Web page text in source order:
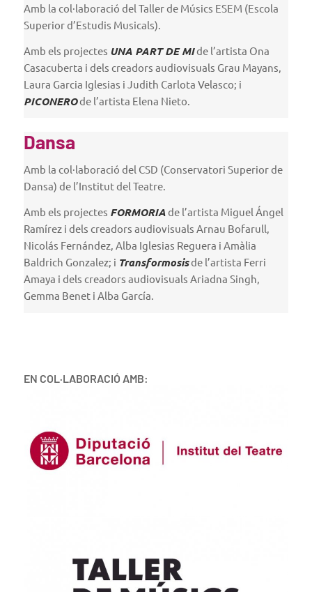
Amb la col·laboració del Taller de Músics ESEM (Escola
Superior d’Estudis Musicals).
Amb els projectes UNA PART DE MIde l’artista Ona
Casacuberta i dels creadors audiovisuals Grau Mayans,
Laura Garcia Iglesias i Judith Carlota Velasco; i
PICONEROde l’artista Elena Nieto.
Dansa
Amb la col·laboració del CSD (Conservatori Superior de
Dansa) de l’Institut del Teatre.
Amb els projectes FORMORIAde l’artista Miguel Ángel
Ramírez i dels creadors audiovisuals Arnau Bofarull,
Nicolás Fernández, Alba Iglesias Reguera i Amàlia
Baldrich Gonzalez; i Transformosisde l’artista Ferri
Amaya i dels creadors audiovisuals Ariadna Singh,
Gemma Benet i Alba García.
EN COL·LABORACIÓ AMB: